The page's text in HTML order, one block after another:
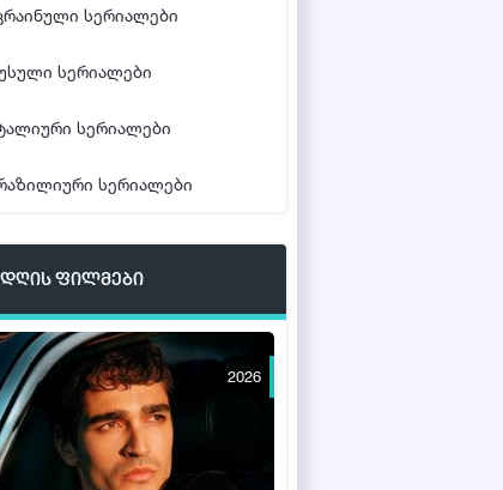
სერიალები
სერიალები
სერიალები
სერიალები
დღის ფილმები
2026